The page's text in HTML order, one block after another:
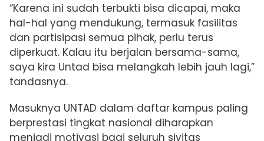
“Karena ini sudah terbukti bisa dicapai, maka
hal-hal yang mendukung, termasuk fasilitas
dan partisipasi semua pihak, perlu terus
diperkuat. Kalau itu berjalan bersama-sama,
saya kira Untad bisa melangkah lebih jauh lagi,”
tandasnya.
Masuknya UNTAD dalam daftar kampus paling
berprestasi tingkat nasional diharapkan
menjadi motivasi bagi seluruh sivitas